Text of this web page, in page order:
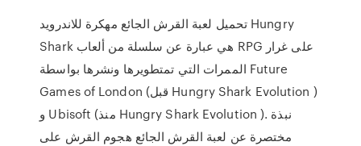
تحميل لعبة القرش الجائع مهكرة للاندرويد Hungry
Shark هي عبارة عن سلسلة من ألعاب RPG على غرار
الممرات التي تمتطويرها ونشرها بواسطة Future
Games of London (قبل Hungry Shark Evolution )
و Ubisoft (منذ Hungry Shark Evolution ). نبذة
مختصرة عن لعبة القرش الجائع هجوم القرش على